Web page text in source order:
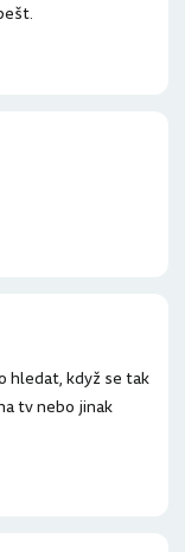
hledat, když se tak
tv nebo jinak